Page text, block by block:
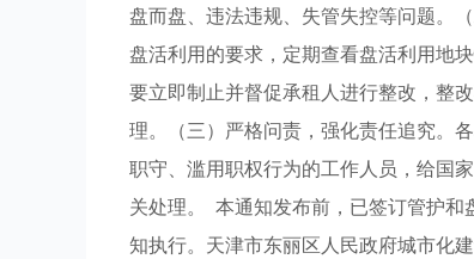
盘而盘、违法违规、失管失控等问题。
盘活利用的要求，定期查看盘活利用地
要立即制止并督促承租人进行整改，整
理。（三）严格问责，强化责任追究。
职守、滥用职权行为的工作人员，给国
关处理。 本通知发布前，已签订管护
知执行。天津市东丽区人民政府城市化